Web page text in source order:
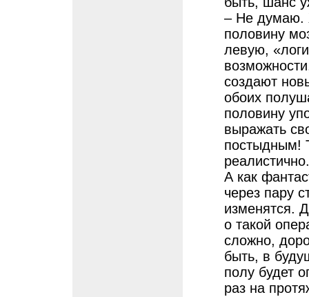
– Не думаю.
половину
левую,
создают
обоих
половину
выражать
постыдным!
реалистично.
А как
через пару
изменятся.
о такой
сложно,
быть, в
полу будет
раз на